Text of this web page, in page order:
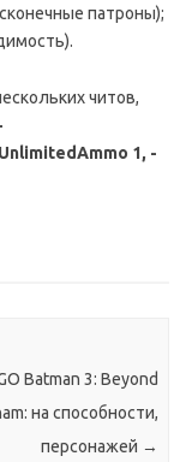
патроны);
читов,
1, -
Batman 3: Beyond
на способности,
персонажей →